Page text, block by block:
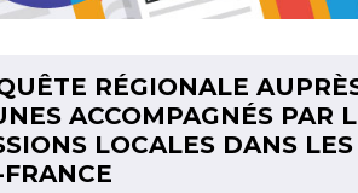
RÉGIONALE
ACCOMPAGNÉS PAR
LOCALES DANS